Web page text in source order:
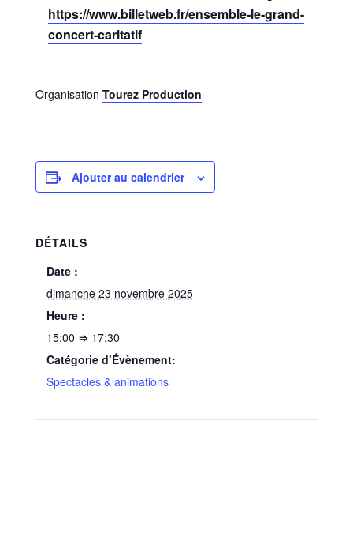
https://www.billetweb.fr/ensemble-le-grand-
concert-caritatif
Organisation Tourez Production
Ajouter au calendrier
DÉTAILS
Date :
dimanche 23 novembre 2025
Heure :
15:00 ⇒ 17:30
Catégorie d’Évènement:
Spectacles & animations